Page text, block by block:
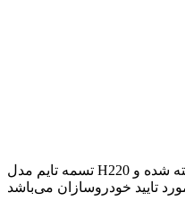
تسمه تایم مدل H220 برلیانس از با کیفیت ترین مواد ساخته شده و